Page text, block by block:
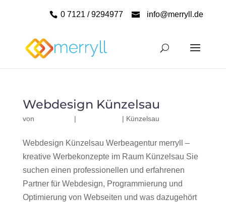
0 7121 / 9294977 info@merryll.de
Webdesign Künzelsau
von | | Künzelsau
Webdesign Künzelsau Werbeagentur merryll –
kreative Werbekonzepte im Raum Künzelsau Sie
suchen einen professionellen und erfahrenen
Partner für Webdesign, Programmierung und
Optimierung von Webseiten und was dazugehört